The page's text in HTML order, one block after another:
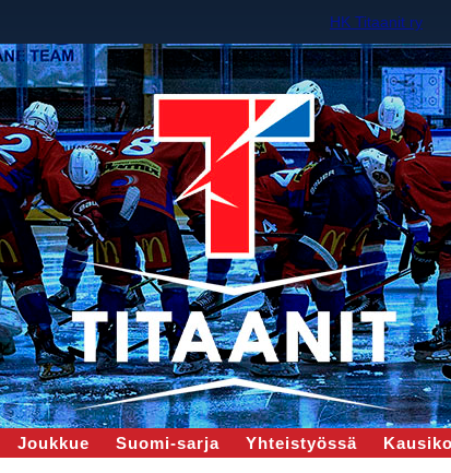
HK Titaanit ry
Joukkue Suomi-sarja Yhteistyössä